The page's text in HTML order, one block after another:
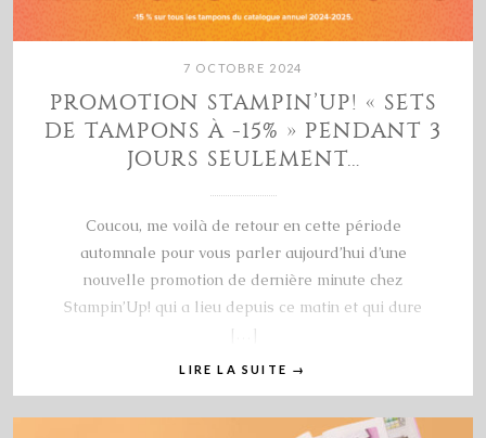
7 OCTOBRE 2024
PROMOTION STAMPIN’UP! « SETS
DE TAMPONS À -15% » PENDANT 3
JOURS SEULEMENT…
Coucou, me voilà de retour en cette période
automnale pour vous parler aujourd’hui d’une
nouvelle promotion de dernière minute chez
Stampin’Up! qui a lieu depuis ce matin et qui dure
[…]
LIRE LA SUITE →